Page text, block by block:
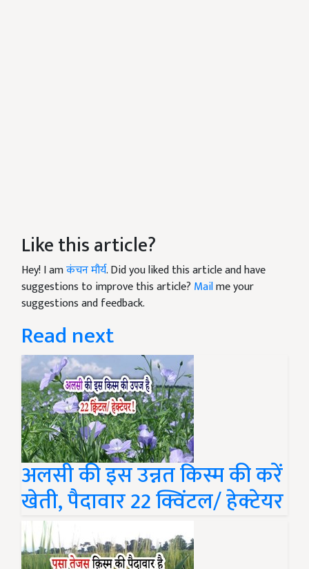
Like this article?
Hey! I amकंचन मौर्य. Did you liked this article and have
suggestions to improve this article? Mailme your
suggestions and feedback.
Read next
अलसी की इस उन्नत किस्म की करें
खेती, पैदावार 22 क्विंटल/ हेक्टेयर